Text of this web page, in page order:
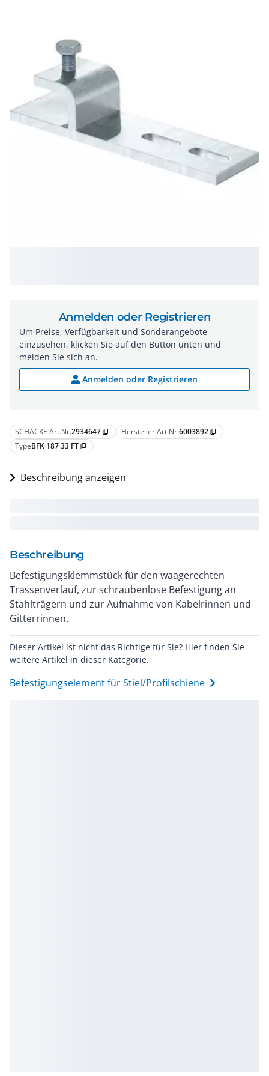
SCHÄCKE Art.Nr.2934647 content_copy Hersteller Art.Nr.6003892 content_copy
TypeBFK 187 33 FT content_copy
Beschreibung anzeigen
Beschreibung
Befestigungsklemmstück für den waagerechten
Trassenverlauf, zur schraubenlose Befestigung an
Stahlträgern und zur Aufnahme von Kabelrinnen und
Gitterrinnen.
Dieser Artikel ist nicht das Richtige für Sie? Hier finden Sie
weitere Artikel in dieser Kategorie.
Befestigungselement für Stiel/Profilschiene
Anmelden oder Registrieren
Um Preise, Verfügbarkeit und Sonderangebote
einzusehen, klicken Sie auf den Button unten und
melden Sie sich an.
Anmelden oder Registrieren